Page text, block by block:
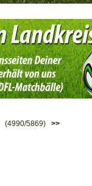
(4990/5869) >>